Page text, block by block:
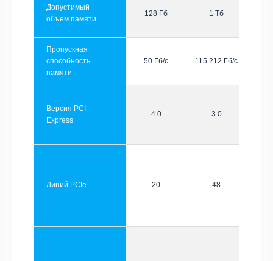
Допустимый
объем памяти
128 Гб 1 Тб
Пропускная
способность
памяти
50 Гб/с 115.212 Гб/с
Версия PCI
Express
4.0 3.0
Линий PCIe 20 48